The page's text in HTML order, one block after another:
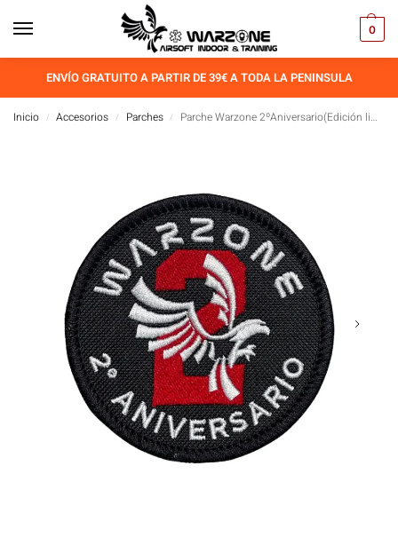
0
ENVÍO GRATUITO A PARTIR DE 39€ A TODA LA PENINSULA
Inicio / Accesorios / Parches / Parche Warzone 2ºAniversario(Edición limitada)